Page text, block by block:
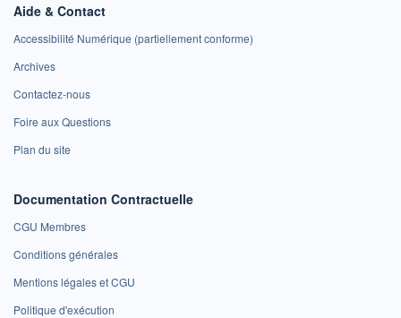
Aide & Contact
Accessibilité Numérique (partiellement conforme)
Archives
Contactez-nous
Foire aux Questions
Plan du site
Documentation Contractuelle
CGU Membres
Conditions générales
Mentions légales et CGU
Politique d'exécution